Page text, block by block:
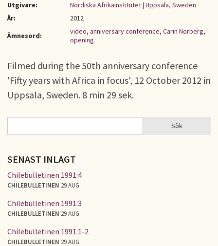
Utgivare:
Nordiska Afrikainstitutet| Uppsala, Sweden
År:
2012
Ämnesord:
video, anniversary conference, Carin Norberg,
opening
Filmed during the 50th anniversary conference
'Fifty years with Africa in focus', 12 October 2012 in
Uppsala, Sweden. 8 min 29 sek.
SÖKFORMULÄR Sök
SENAST INLAGT
Chilebulletinen 1991:4
CHILEBULLETINEN 29 AUG
Chilebulletinen 1991:3
CHILEBULLETINEN 29 AUG
Chilebulletinen 1991:1-2
CHILEBULLETINEN 29 AUG